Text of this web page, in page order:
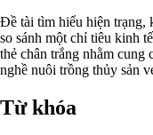
Đề tài tìm hiểu hiện trạng,
so sánh một chỉ tiêu kinh
thẻ chân trắng nhằm cung
nghề nuôi trồng thủy sản
Từ khóa